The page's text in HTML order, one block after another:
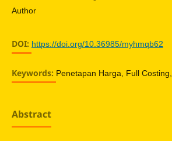
Author
DOI: https://doi.org/10.36985/myhmqb62
Keywords: Penetapan Harga, Full
Abstract